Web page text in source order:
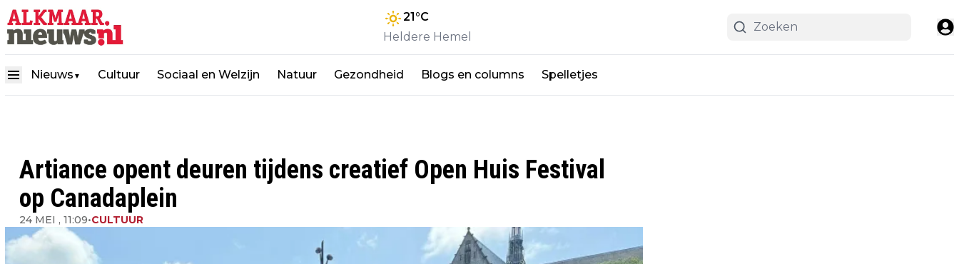
21°C
Heldere Hemel
Nieuws ▼ Cultuur Sociaal en Welzijn Natuur Gezondheid Blogs en columns Spelletjes
Artiance opent deuren tijdens creatief Open Huis Festival
op Canadaplein
24 MEI , 11:09•CULTUUR